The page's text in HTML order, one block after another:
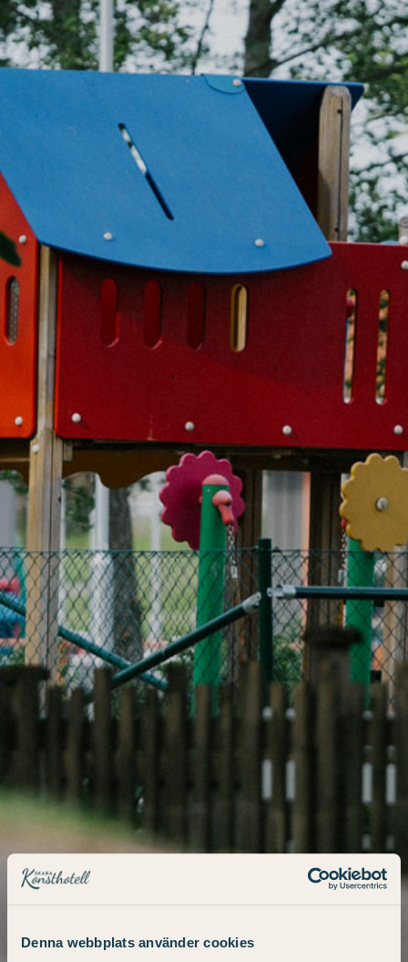
Denna webbplats använder cookies